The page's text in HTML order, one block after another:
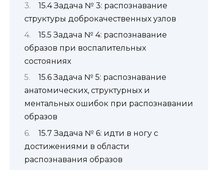
15.4 Задача № 3: распознавание
структуры доброкачественных узлов
15.5 Задача № 4: распознавание
образов при воспалительных
состояниях
15.6 Задача № 5: распознавание
анатомических, структурных и
ментальных ошибок при распознавании
образов
15.7 Задача № 6: идти в ногу с
достижениями в области
распознавания образов